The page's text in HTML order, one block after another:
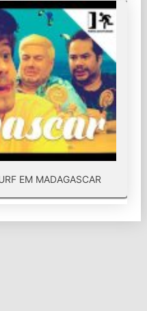
EM MADAGASCAR